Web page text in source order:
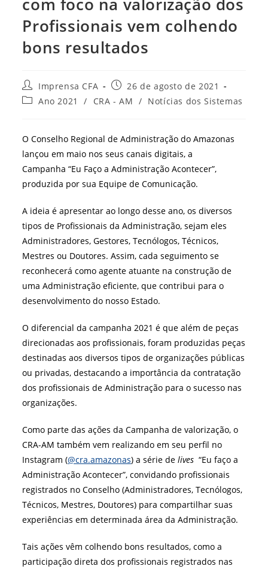
Profissionais vem colhendo
bons resultados
Autor
do
post:
Imprensa CFA
Post
publicado:
26 de agosto de 2021
Categoria
Ano 2021 / CRA - AM / Notícias dos Sistemas
O Conselho Regional de Administração do Amazonas
lançou em maio nos seus canais digitais, a
Campanha “Eu Faço a Administração Acontecer”,
produzida por sua Equipe de Comunicação.
A ideia é apresentar ao longo desse ano, os diversos
tipos de Profissionais da Administração, sejam eles
Administradores, Gestores, Tecnólogos, Técnicos,
Mestres ou Doutores. Assim, cada seguimento se
reconhecerá como agente atuante na construção de
uma Administração eficiente, que contribui para o
desenvolvimento do nosso Estado.
O diferencial da campanha 2021 é que além de peças
direcionadas aos profissionais, foram produzidas peças
destinadas aos diversos tipos de organizações públicas
ou privadas, destacando a importância da contratação
dos profissionais de Administração para o sucesso nas
organizações.
Como parte das ações da Campanha de valorização, o
CRA-AM também vem realizando em seu perfil no
Instagram (@cra.amazonas) a série delives “Eu faço a
Administração Acontecer”, convidando profissionais
registrados no Conselho (Administradores, Tecnólogos,
Técnicos, Mestres, Doutores) para compartilhar suas
experiências em determinada área da Administração.
Tais ações vêm colhendo bons resultados, como a
participação direta dos profissionais registrados nas